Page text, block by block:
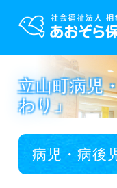
立山町病児
わり」
病児・病後